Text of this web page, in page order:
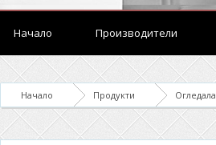
Начало Производители
Начало Продукти Огледала